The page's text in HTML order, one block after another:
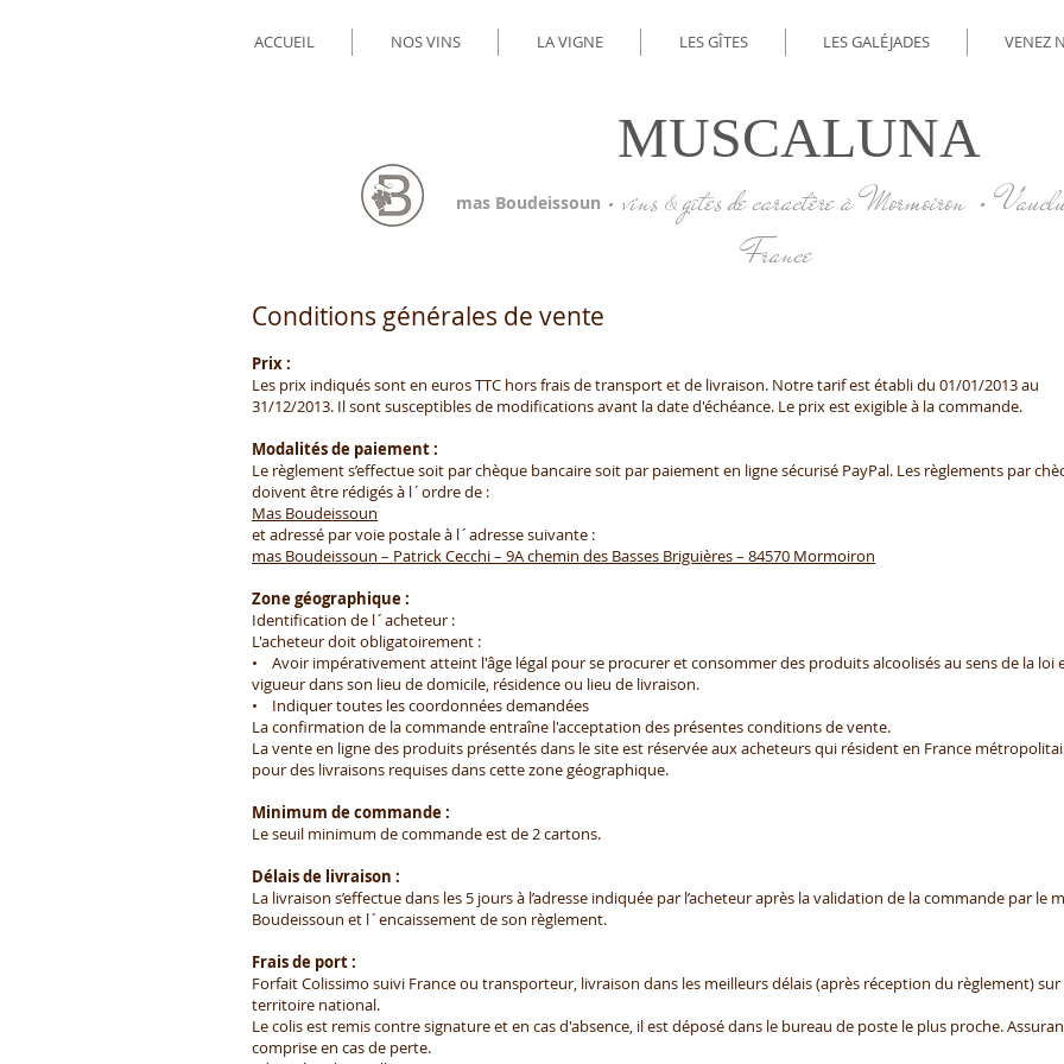
Conditions générales de vente
Prix :
Les prix indiqués sont en euros TTC hors frais de transport et de livraison. Notre tarif est établi du 01/01/2013 au
31/12/2013. Il sont susceptibles de modifications avant la date d'échéance. Le prix est exigible à la commande.
Modalités de paiement :
Le règlement s’effectue soit par chèque bancaire soit par paiement en ligne sécurisé PayPal. Les règlements par
doivent être rédigés à l´ordre de :
Mas Boudeissoun
et adressé par voie postale à l´adresse suivante :
mas Boudeissoun – Patrick Cecchi – 9A chemin des Basses Briguières – 84570 Mormoiron
Zone géographique :
Identification de l´acheteur :
L'acheteur doit obligatoirement :
• Avoir impérativement atteint l'âge légal pour se procurer et consommer des produits alcoolisés au sens de la loi
vigueur dans son lieu de domicile, résidence ou lieu de livraison.
• Indiquer toutes les coordonnées demandées
La confirmation de la commande entraîne l'acceptation des présentes conditions de vente.
La vente en ligne des produits présentés dans le site est réservée aux acheteurs qui résident en France
pour des livraisons requises dans cette zone géographique.
Minimum de commande :
Le seuil minimum de commande est de 2 cartons.
Délais de livraison :
La livraison s’effectue dans les 5 jours à l’adresse indiquée par l’acheteur après la validation de la commande par le
Boudeissoun et l´encaissement de son règlement.
Frais de port :
Forfait Colissimo suivi France ou transporteur, livraison dans les meilleurs délais (après réception du règlement) sur
territoire national.
Le colis est remis contre signature et en cas d'absence, il est déposé dans le bureau de poste le plus proche.
comprise en cas de perte.
ACCUEIL NOS VINS LA VIGNE LES GÎTES LES GALÉJADES VENEZ
MUSCALUNA
mas Boudeissoun • vins &gîtes de caractère à Mormoiron •
France​